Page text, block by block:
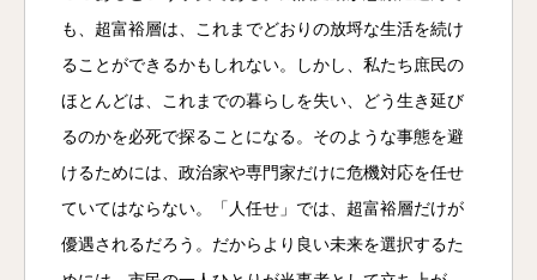
も、超富裕層は、これまでどおりの放埒な生活を続け
ることができるかもしれない。しかし、私たち庶民の
ほとんどは、これまでの暮らしを失い、どう生き延び
るのかを必死で探ることになる。そのような事態を避
けるためには、政治家や専門家だけに危機対応を任せ
ていてはならない。「人任せ」では、超富裕層だけが
優遇されるだろう。だからより良い未来を選択するた